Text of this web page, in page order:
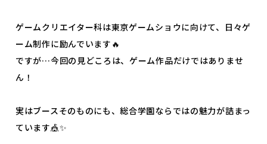
就職サポート
オープンキャンパス
よくあるご質問
ゲームクリエイター科は東京ゲームショウに向けて、日々ゲ
ーム制作に励んでいます🔥
ですが…今回の見どころは、ゲーム作品だけではありませ
ん！
実はブースそのものにも、総合学園ならではの魅力が詰まっ
ています🎪✨